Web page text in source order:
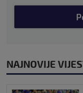
NAJNOVIJE